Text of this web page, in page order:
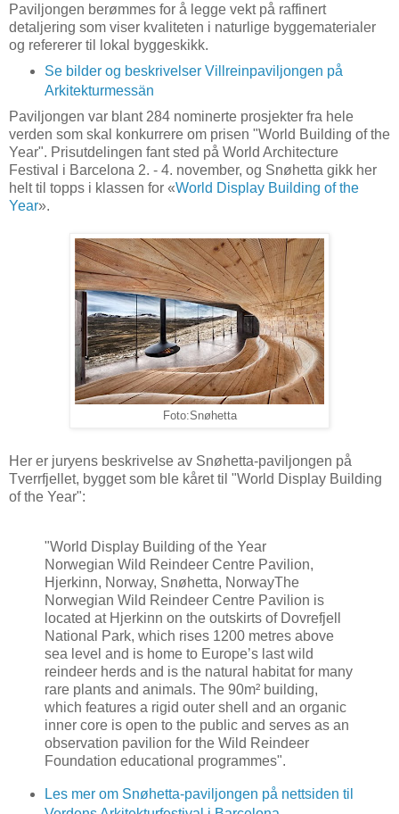
Paviljongen berømmes for å legge vekt på raffinert
detaljering som viser kvaliteten i naturlige byggematerialer
og refererer til lokal byggeskikk.
Se bilder og beskrivelser Villreinpaviljongen på
Arkitekturmessän
Paviljongen var blant 284 nominerte prosjekter fra hele
verden som skal konkurrere om prisen "World Building of the
Year". Prisutdelingen fant sted på World Architecture
Festival i Barcelona 2. - 4. november, og Snøhetta gikk her
helt til topps i klassen for «World Display Building of the
Year».
Foto:Snøhetta
Her er juryens beskrivelse av Snøhetta-paviljongen på
Tverrfjellet, bygget som ble kåret til "World Display Building
of the Year":
"World Display Building of the Year
Norwegian Wild Reindeer Centre Pavilion,
Hjerkinn, Norway, Snøhetta, NorwayThe
Norwegian Wild Reindeer Centre Pavilion is
located at Hjerkinn on the outskirts of Dovrefjell
National Park, which rises 1200 metres above
sea level and is home to Europe’s last wild
reindeer herds and is the natural habitat for many
rare plants and animals. The 90m² building,
which features a rigid outer shell and an organic
inner core is open to the public and serves as an
observation pavilion for the Wild Reindeer
Foundation educational programmes".
Les mer om Snøhetta-paviljongen på nettsiden til